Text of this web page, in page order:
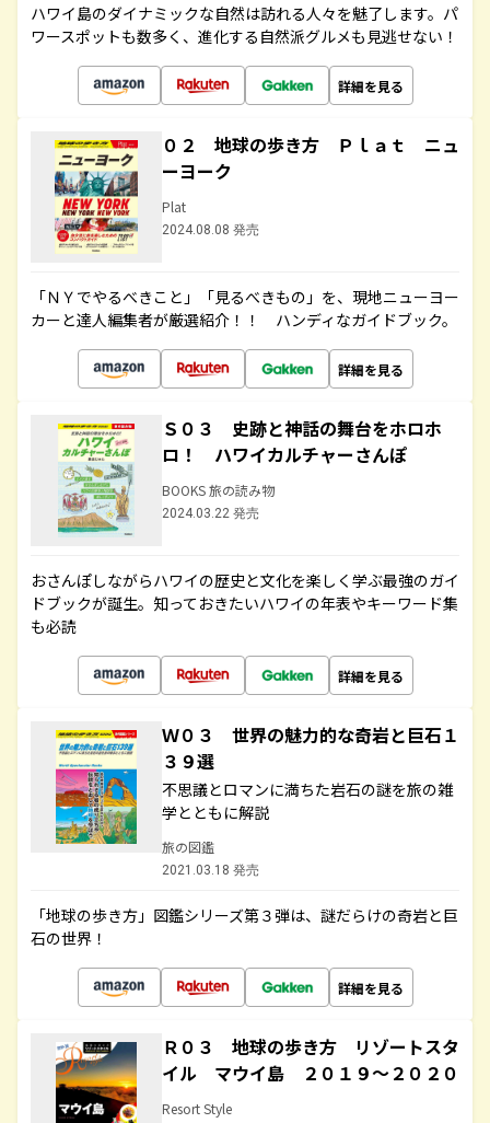
ハワイ島のダイナミックな自然は訪れる人々を魅了します。パ
ワースポットも数多く、進化する自然派グルメも見逃せない！
詳細を見る
０２ 地球の歩き方 Ｐｌａｔ ニュ
ーヨーク
Plat
2024.08.08 発売
「ＮＹでやるべきこと」「見るべきもの」を、現地ニューヨー
カーと達人編集者が厳選紹介！！ ハンディなガイドブック。
詳細を見る
Ｓ０３ 史跡と神話の舞台をホロホ
ロ！ ハワイカルチャーさんぽ
BOOKS 旅の読み物
2024.03.22 発売
おさんぽしながらハワイの歴史と文化を楽しく学ぶ最強のガイ
ドブックが誕生。知っておきたいハワイの年表やキーワード集
も必読
詳細を見る
Ｗ０３ 世界の魅力的な奇岩と巨石１
３９選
不思議とロマンに満ちた岩石の謎を旅の雑
学とともに解説
旅の図鑑
2021.03.18 発売
「地球の歩き方」図鑑シリーズ第３弾は、謎だらけの奇岩と巨
石の世界！
詳細を見る
Ｒ０３ 地球の歩き方 リゾートスタ
イル マウイ島 ２０１９～２０２０
Resort Style